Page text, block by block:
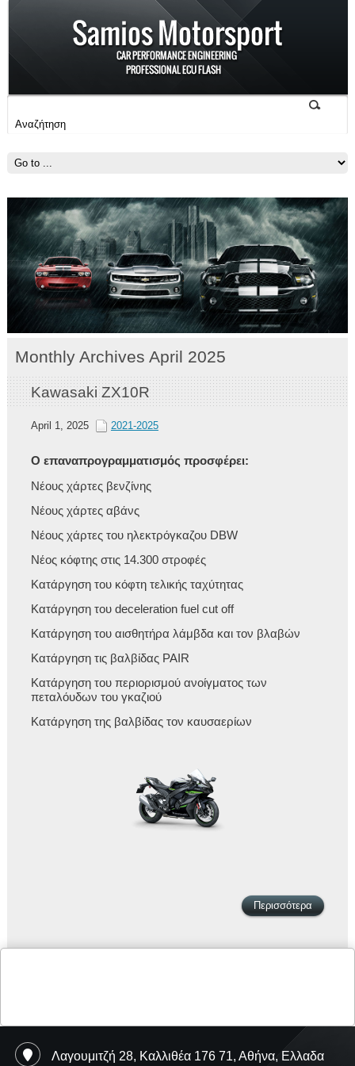
Monthly Archives April 2025
Kawasaki ZX10R
April 1, 2025 2021-2025
Ο επαναπρογραμματισμός προσφέρει:
Νέους χάρτες βενζίνης
Νέους χάρτες αβάνς
Νέους χάρτες του ηλεκτρόγκαζου DBW
Νέος κόφτης στις 14.300 στροφές
Κατάργηση του κόφτη τελικής ταχύτητας
Κατάργηση του deceleration fuel cut off
Κατάργηση του αισθητήρα λάμβδα και τον βλαβών
Κατάργηση τις βαλβίδας PAIR
Κατάργηση του περιορισμού ανοίγματος των
πεταλόυδων του γκαζιού
Κατάργηση της βαλβίδας τον καυσαερίων
Περισσότερα
Λαγουμιτζή 28, Καλλιθέα 176 71, Αθήνα, Ελλαδα